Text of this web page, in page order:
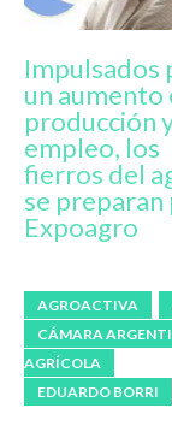
Impulsados
un aumento
producción
empleo, los
fierros del
se preparan
Expoagro
AGROACTIVA
CÁMARA
AGRÍCOLA
EDUARDO BORRI